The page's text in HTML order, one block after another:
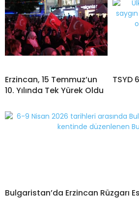
Erzincan, 15 Temmuz’un
10. Yılında Tek Yürek Oldu
TSYD
Bulgaristan’da Erzincan Rüzgarı